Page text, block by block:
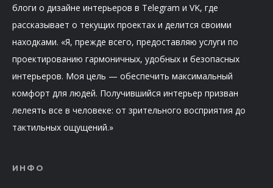
блоги о дизайне интерьеров в Telegram и VK, где
рассказывает о текущих проектах и делится своими
находками. «Я, прежде всего, предоставляю услуги по
проектированию гармоничных, удобных и безопасных
интерьеров. Моя цель — обеспечить максимальный
комфорт для людей. Получившийся интерьер призван
лелеять все в человеке: от зрительного восприятия до
тактильных ощущений.»
ИНФО